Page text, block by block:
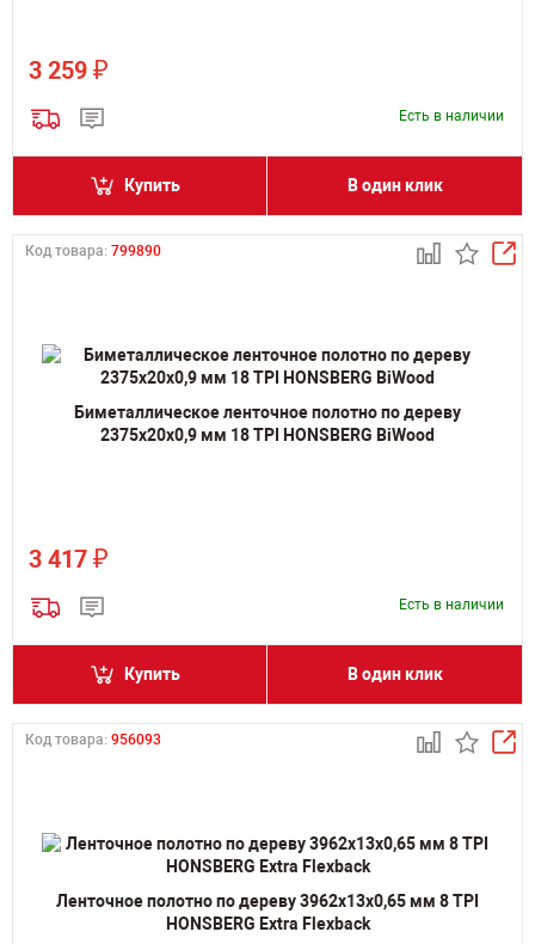
3 259 ₽
Есть в наличии
Купить В один клик
Код товара: 799890
Биметаллическое ленточное полотно по дереву
2375х20х0,9 мм 18 TPI HONSBERG BiWood
3 417 ₽
Есть в наличии
Купить В один клик
Код товара: 956093
Ленточное полотно по дереву 3962х13х0,65 мм 8 TPI
HONSBERG Extra Flexback